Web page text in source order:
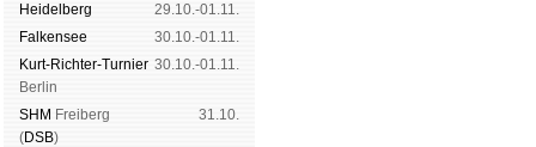
Hei­del­berg
29.10.-01.11.
Fal­ken­see
30.10.-01.11.
Kurt-Rich­ter-Tur­nier
Ber­lin
30.10.-01.11.
SHM Frei­berg
(DSB)
31.10.